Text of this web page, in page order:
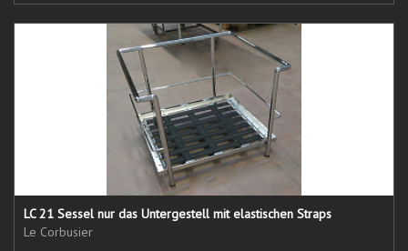
LC 21 Sessel nur das Untergestell mit elastischen Straps
Le Corbusier